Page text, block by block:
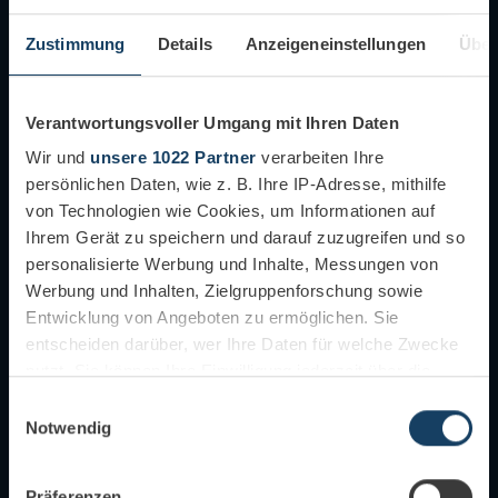
Zustimmung Details Anzeigeneinstellungen
Verantwortungsvoller Umgang mit Ihren Daten
Wir und unsere 1022 Partner verarbeiten Ihre
persönlichen Daten, wie z. B. Ihre IP-Adresse, mithilfe
von Technologien wie Cookies, um Informationen auf
Ihrem Gerät zu speichern und darauf zuzugreifen und so
personalisierte Werbung und Inhalte, Messungen von
Werbung und Inhalten, Zielgruppenforschung sowie
Entwicklung von Angeboten zu ermöglichen. Sie
entscheiden darüber, wer Ihre Daten für welche Zwecke
Trigger Symbol ändern oder widerrufen
Notwendig
eine SEPA-
erzeugen und an
macht es möglich:
anbieten und die
Mehr Effizienz
mit den audius
6 Minuten
branchenspezifische
Prozesse optimal
setzen die Add-ons